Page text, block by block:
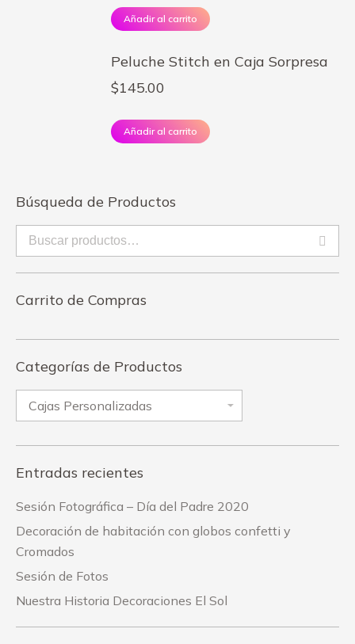
Añadir al carrito
Peluche Stitch en Caja Sorpresa
$145.00
Añadir al carrito
Búsqueda de Productos
Carrito de Compras
Categorías de Productos
Entradas recientes
Sesión Fotográfica – Día del Padre 2020
Decoración de habitación con globos confetti y
Cromados
Sesión de Fotos
Nuestra Historia Decoraciones El Sol